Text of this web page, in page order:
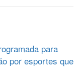
para
por esportes que